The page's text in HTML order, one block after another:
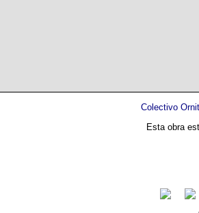
Colectivo
Esta obra